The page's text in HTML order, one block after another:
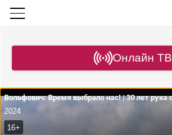
Онлайн ТВ
2024
16+